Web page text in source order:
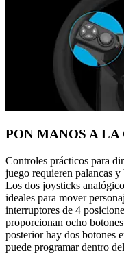
PON MANOS A LA
Controles prácticos para
juego requieren palancas
Los dos joysticks
ideales para mover
interruptores de 4
proporcionan ocho
posterior hay dos botones
puede programar dentro